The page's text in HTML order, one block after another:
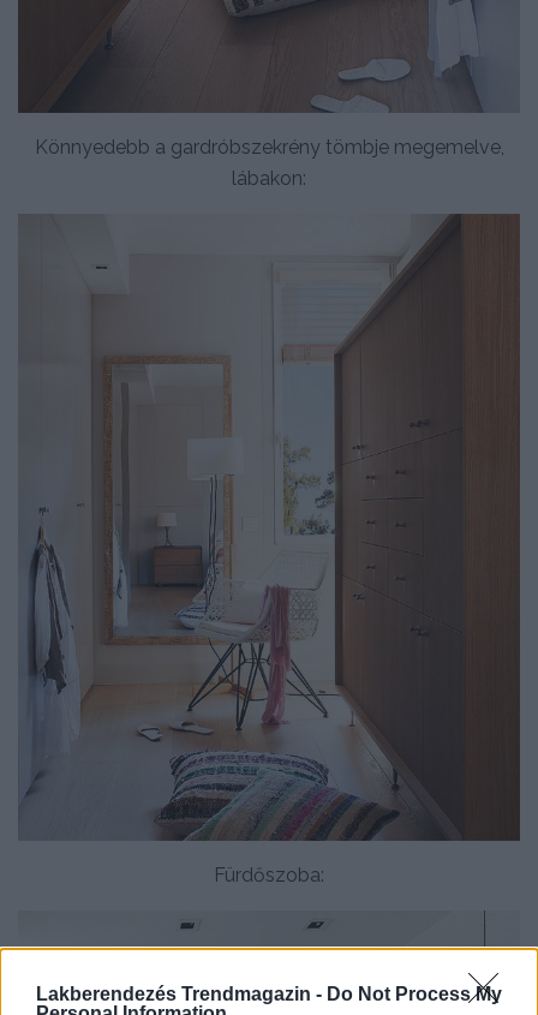
Lakberendezés Trendmagazin - Do Not Process My
Könnyedebb a gardróbszekrény tömbje megemelve,
lábakon:
Fürdőszoba: